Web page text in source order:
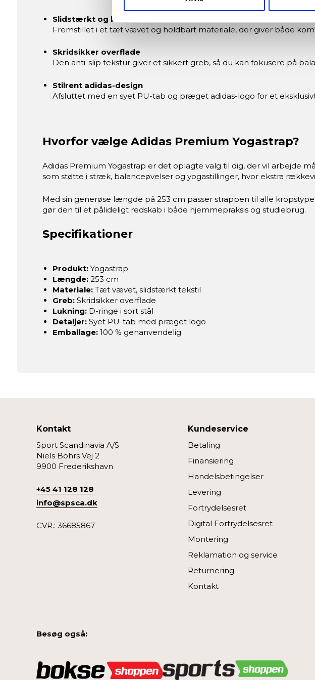
Slidstærkt og behageligt materiale
Fremstillet i et tæt vævet og holdbart materiale, der giver både
Skridsikker overflade
Den anti-slip tekstur giver et sikkert greb, så du kan fokusere på
Stilrent adidas-design
Afsluttet med en syet PU-tab og præget adidas-logo for et
Hvorfor vælge Adidas Premium Yogastrap?
Adidas Premium Yogastrap er det oplagte valg til dig, der vil arbejde
som støtte i stræk, balanceøvelser og yogastillinger, hvor ekstra
Med sin generøse længde på 253 cm passer strappen til alle
gør den til et pålideligt redskab i både hjemmepraksis og studiebrug.
Specifikationer
Produkt:Yogastrap
Længde:253 cm
Materiale:Tæt vævet, slidstærkt tekstil
Greb:Skridsikker overflade
Lukning:D-ringe i sort stål
Detaljer:Syet PU-tab med præget logo
Emballage:100 % genanvendelig
Kontakt
Sport Scandinavia A/S
Niels Bohrs Vej 2
9900 Frederikshavn
+45 41 128 128
info@spsca.dk
CVR.: 36685867
Kundeservice
Betaling
Finansiering
Handelsbetingelser
Levering
Fortrydelsesret
Digital Fortrydelsesret
Montering
Reklamation og service
Returnering
Kontakt
Besøg også: